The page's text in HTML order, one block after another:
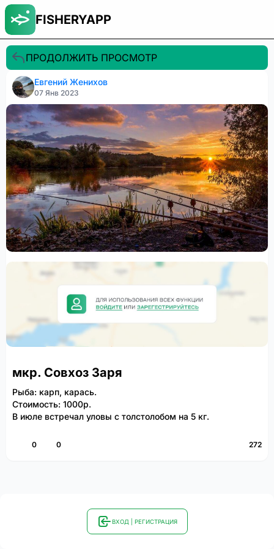
FISHERYAPP
ПРОДОЛЖИТЬ ПРОСМОТР
Евгений Женихов
07 Янв 2023
мкр. Совхоз Заря
Рыба: карп, карась.
Стоимость: 1000р.
В июле встречал уловы с толстолобом на 5 кг.
0 0 272
ВХОД | РЕГИСТРАЦИЯ